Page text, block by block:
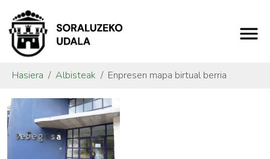
Hasiera Albisteak Enpresen mapa birtual berria